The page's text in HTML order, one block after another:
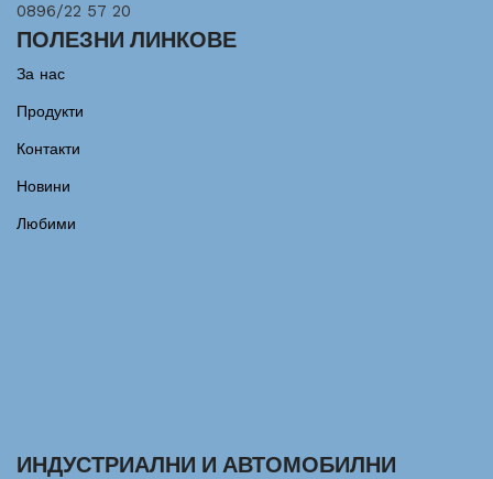
0896/22 57 20
ПОЛЕЗНИ ЛИНКОВЕ
За нас
Продукти
Контакти
Новини
Любими
ИНДУСТРИАЛНИ И АВТОМОБИЛНИ